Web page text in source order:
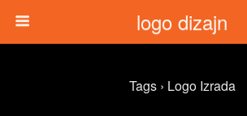
logo dizajn
Tags › Logo Izrada